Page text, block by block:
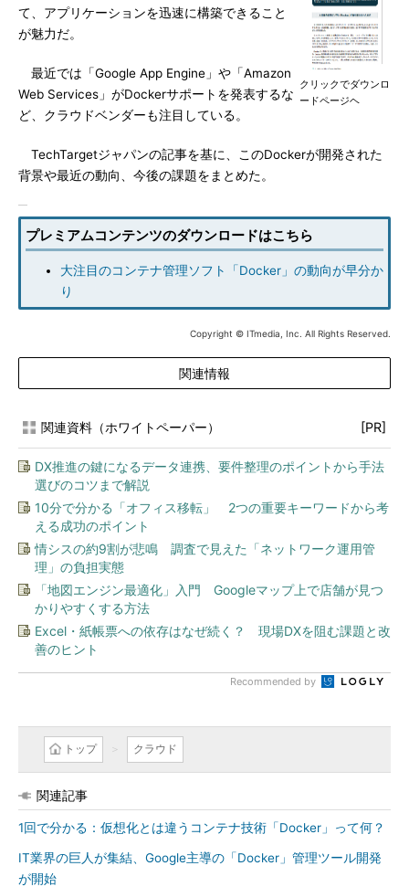
クリックでダウンロ
ードページヘ
て、アプリケーションを迅速に構築できること
が魅力だ。
最近では「Google App Engine」や「Amazon
Web Services」がDockerサポートを発表するな
ど、クラウドベンダーも注目している。
TechTargetジャパンの記事を基に、このDockerが開発された
背景や最近の動向、今後の課題をまとめた。
プレミアムコンテンツのダウンロードはこちら
大注目のコンテナ管理ソフト「Docker」の動向が早分か
り
Copyright © ITmedia, Inc. All Rights Reserved.
関連情報
関連資料（ホワイトペーパー） [PR]
DX推進の鍵になるデータ連携、要件整理のポイントから手法
選びのコツまで解説
10分で分かる「オフィス移転」 2つの重要キーワードから考
える成功のポイント
情シスの約9割が悲鳴 調査で見えた「ネットワーク運用管
理」の負担実態
「地図エンジン最適化」入門 Googleマップ上で店舗が見つ
かりやすくする方法
Excel・紙帳票への依存はなぜ続く？ 現場DXを阻む課題と改
善のヒント
Recommended by
トップ クラウド
関連記事
1回で分かる：仮想化とは違うコンテナ技術「Docker」って何？
IT業界の巨人が集結、Google主導の「Docker」管理ツール開発
が開始